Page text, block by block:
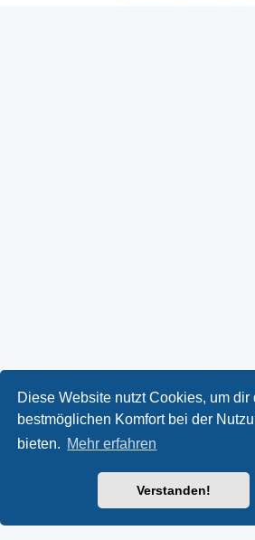
Diese Website nutzt Cookies, um dir
bestmöglichen Komfort bei der
bieten. Mehr erfahren
Verstanden!